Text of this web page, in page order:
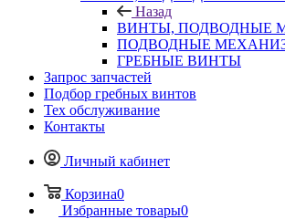
Назад
ВИНТЫ, ПОДВОДНЫЕ
ПОДВОДНЫЕ
ГРЕБНЫЕ ВИНТЫ
Запрос запчастей
Подбор гребных винтов
Тех обслуживание
Контакты
Личный кабинет
Корзина0
Избранные товары0